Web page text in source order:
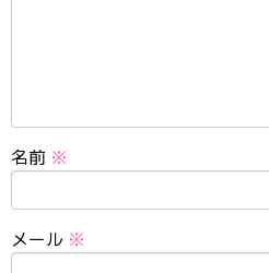
名前 ※
メール ※